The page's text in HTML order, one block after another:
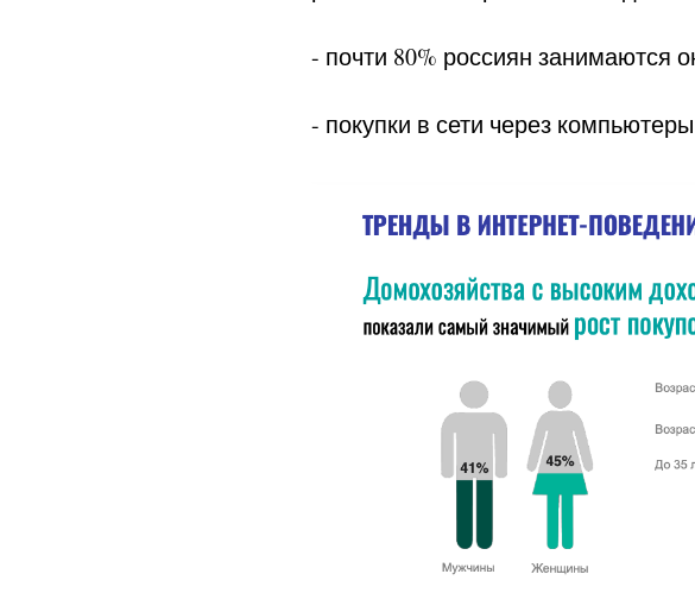
- почти 80% россиян занимаются
- покупки в сети через